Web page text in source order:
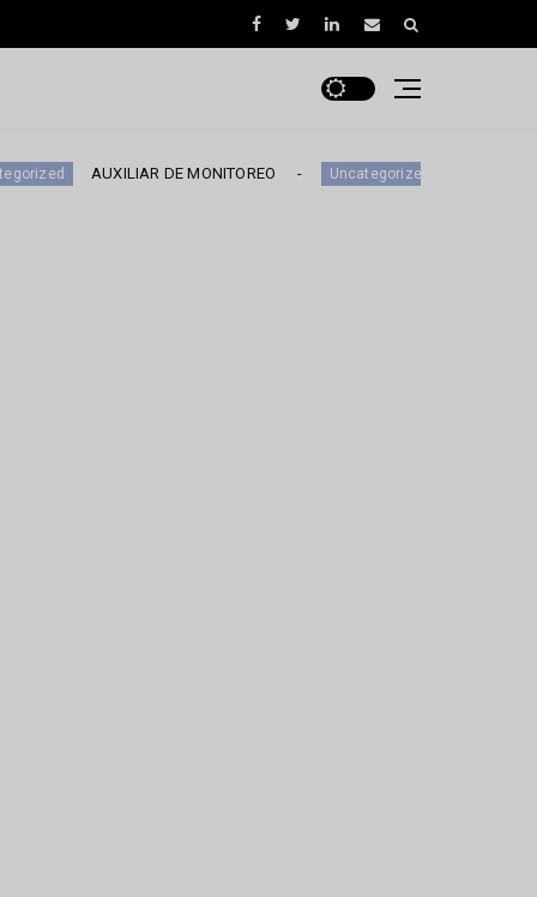
AUXILIAR DE MONITOREO Uncategorized EJECUTIVO DE